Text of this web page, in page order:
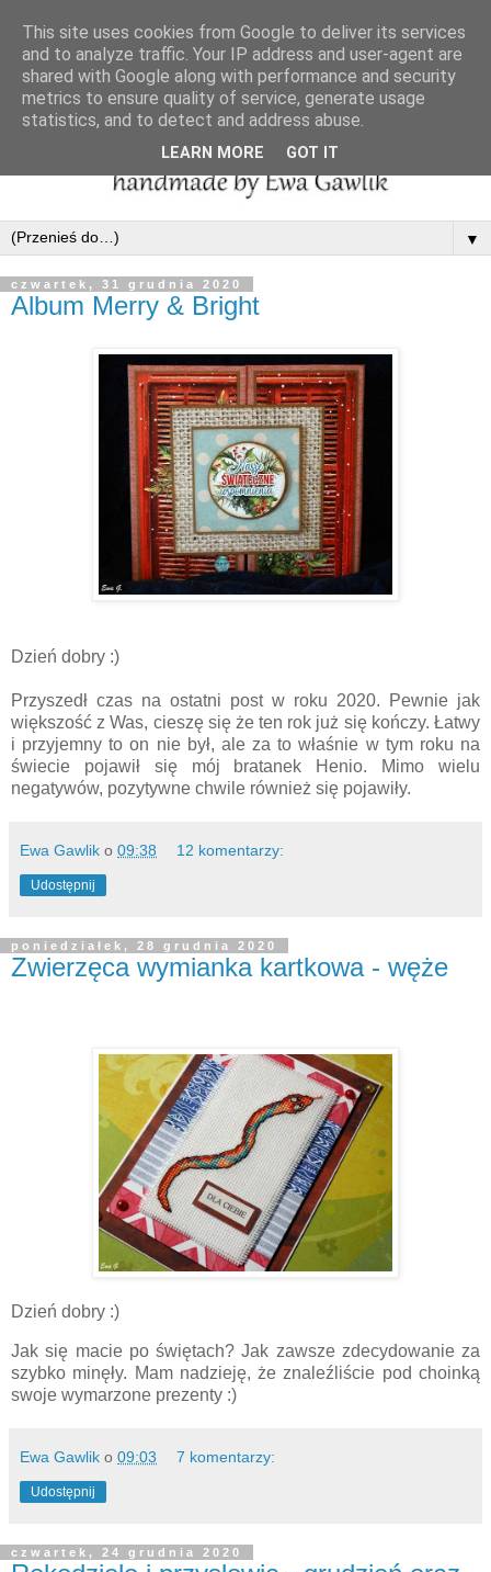
▼
czwartek, 31 grudnia 2020
Album Merry & Bright
Dzień dobry :)
Przyszedł czas na ostatni post w roku 2020. Pewnie jak
większość z Was, cieszę się że ten rok już się kończy. Łatwy
i przyjemny to on nie był, ale za to właśnie w tym roku na
świecie pojawił się mój bratanek Henio. Mimo wielu
negatywów, pozytywne chwile również się pojawiły.
Ewa Gawlik o 09:38 12 komentarzy:
Udostępnij
poniedziałek, 28 grudnia 2020
Zwierzęca wymianka kartkowa - węże
Dzień dobry :)
Jak się macie po świętach? Jak zawsze zdecydowanie za
szybko minęły. Mam nadzieję, że znaleźliście pod choinką
swoje wymarzone prezenty :)
Ewa Gawlik o 09:03 7 komentarzy:
Udostępnij
czwartek, 24 grudnia 2020
This site uses cookies from Google to deliver its services
and to analyze traffic. Your IP address and user-agent are
shared with Google along with performance and security
metrics to ensure quality of service, generate usage
statistics, and to detect and address abuse.
LEARN MORE GOT IT